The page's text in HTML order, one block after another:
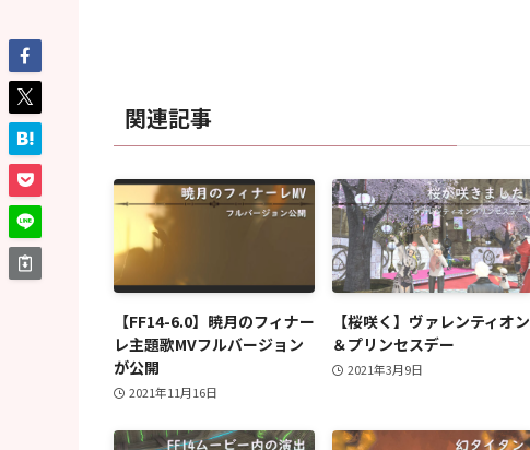
関連記事
【FF14-6.0】暁月のフィナー
レ主題歌MVフルバージョン
が公開
2021年11月16日
【桜咲く】ヴァレンティオン
＆プリンセスデー
2021年3月9日